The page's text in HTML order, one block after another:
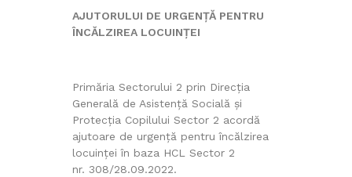
AJUTORULUI DE URGENȚĂ PENTRU
ÎNCĂLZIREA LOCUINȚEI
Primăria Sectorului 2 prin Direcția
Generală de Asistență Socială și
Protecția Copilului Sector 2 acordă
ajutoare de urgență pentru încălzirea
locuinței în baza HCL Sector 2
nr. 308/28.09.2022.